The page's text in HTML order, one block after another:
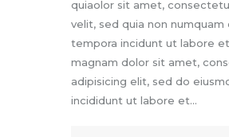
quiaolor sit amet,
velit, sed quia non numquam
tempora incidunt ut labore
magnam dolor sit amet,
adipisicing elit, sed do
incididunt ut labore et…